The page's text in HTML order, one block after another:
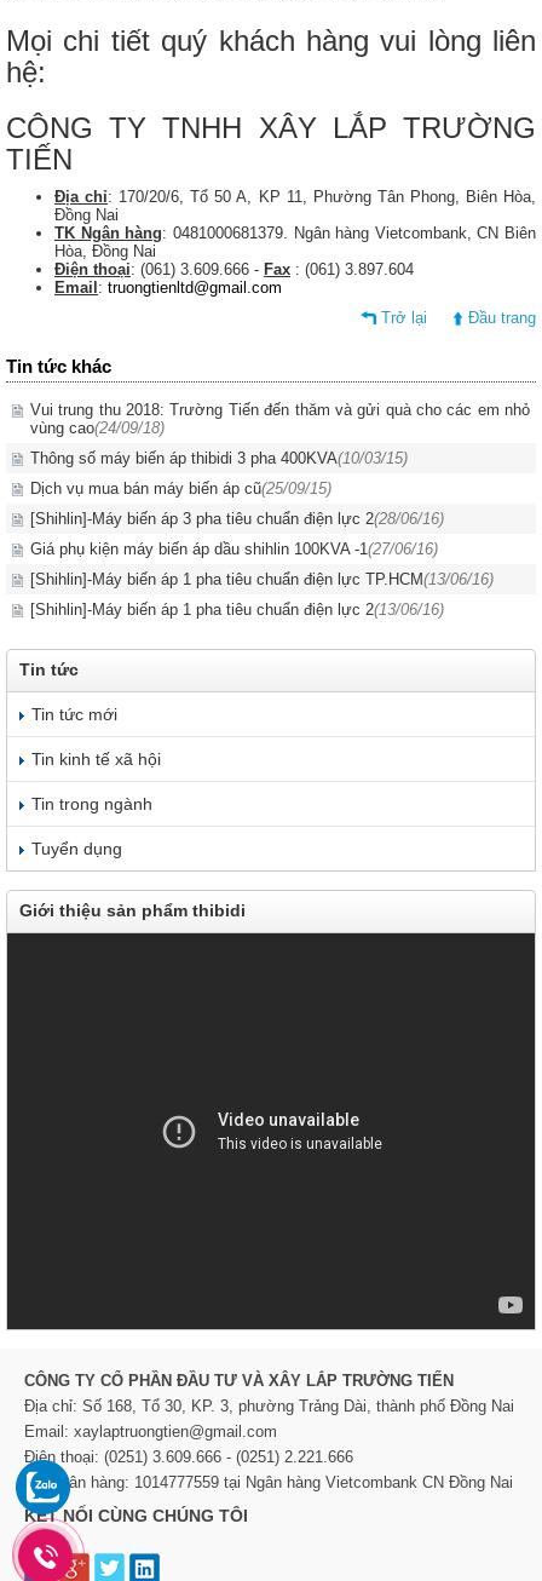
Mọi chi tiết quý khách hàng vui lòng liên
hệ:
CÔNG TY TNHH XÂY LẮP TRƯỜNG
TIẾN
Địa chỉ: 170/20/6, Tổ 50 A, KP 11, Phường Tân Phong, Biên Hòa,
Đồng Nai
TK Ngân hàng: 0481000681379. Ngân hàng Vietcombank, CN Biên
Hòa, Đồng Nai
Điện thoại: (061) 3.609.666 - Fax : (061) 3.897.604
Email : truongtienltd@gmail.com
Trở lại
Đầu trang
Tin tức khác
Vui trung thu 2018: Trường Tiến đến thăm và gửi quà cho các em nhỏ
vùng cao(24/09/18)
Thông số máy biến áp thibidi 3 pha 400KVA(10/03/15)
Dịch vụ mua bán máy biến áp cũ(25/09/15)
[Shihlin]-Máy biến áp 3 pha tiêu chuẩn điện lực 2(28/06/16)
Giá phụ kiện máy biến áp dầu shihlin 100KVA -1 (27/06/16)
[Shihlin]-Máy biến áp 1 pha tiêu chuẩn điện lực TP.HCM(13/06/16)
[Shihlin]-Máy biến áp 1 pha tiêu chuẩn điện lực 2(13/06/16)
Tin tức
Tin tức mới
Tin kinh tế xã hội
Tin trong ngành
Tuyển dụng
Giới thiệu sản phẩm thibidi
CÔNG TY CỔ PHẦN ĐẦU TƯ VÀ XÂY LẮP TRƯỜNG TIẾN
Địa chỉ: Số 168, Tổ 30, KP. 3, phường Trảng Dài, thành phố Đồng Nai
Email: xaylaptruongtien@gmail.com
Điện thoại: (0251) 3.609.666 - (0251) 2.221.666
TK Ngân hàng: 1014777559 tại Ngân hàng Vietcombank CN Đồng Nai
KẾT NỐI CÙNG CHÚNG TÔI